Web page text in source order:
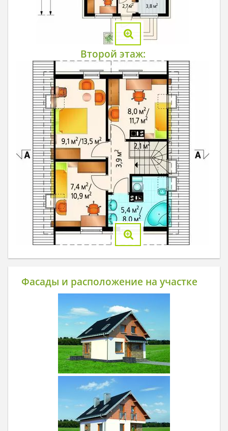
Второй этаж:
Фасады и расположение на участке